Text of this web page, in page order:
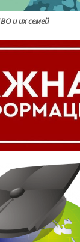
и их семей